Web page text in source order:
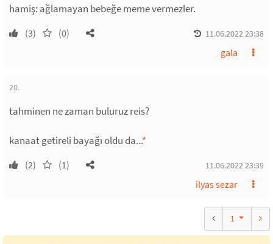
hamiş: ağlamayan bebeğe meme vermezler.
(3) (0) 11.06.2022 23:38
gala
20.
tahminen ne zaman buluruz reis?
kanaat getireli bayağı oldu da...*
(2) (1) 11.06.2022 23:39
ilyas sezar
1